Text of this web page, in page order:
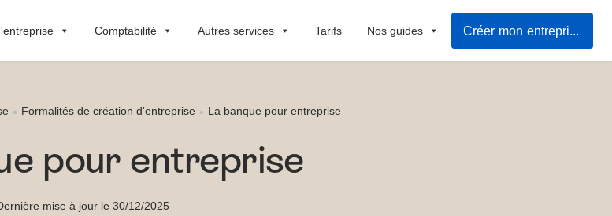
Comptabilité Autres services Tarifs Nos guides Créer mon entreprise
Formalités de création d'entreprise La banque pour entreprise
pour entreprise
mise à jour le 30/12/2025